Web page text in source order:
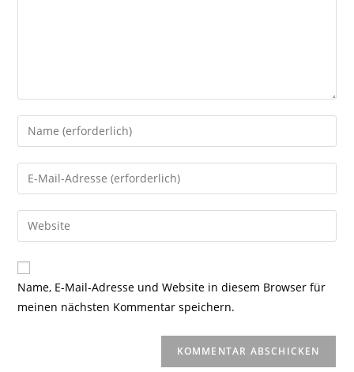
Gib
deinen
Namen
oder
zum
Kommentieren
ein
Gib
deine
E-
Mail-
zum
Kommentieren
ein
Gib
deine
Website-
URL
Name, E-Mail-Adresse und Website in diesem Browser für
meinen nächsten Kommentar speichern.